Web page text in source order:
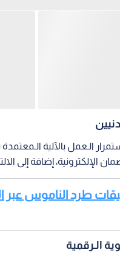
الـعمل بالآلية الـمعتمدة
الإلكترونية، إضافة إلى
طرد الناموس عبر
الـرقمية